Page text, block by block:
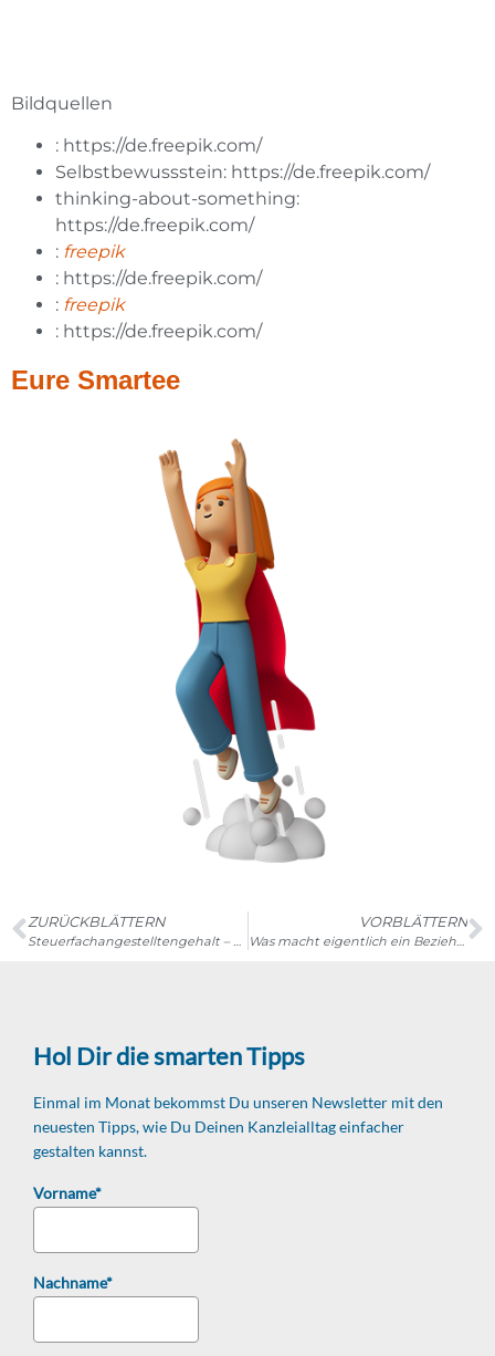
Bildquellen
: https://de.freepik.com/
Selbstbewussstein: https://de.freepik.com/
thinking-about-something:
https://de.freepik.com/
: freepik
: https://de.freepik.com/
: freepik
: https://de.freepik.com/
Eure Smartee
ZURÜCKBLÄTTERN
Steuerfachangestelltengehalt – die 3 wichtigen Bestandteile
VORBLÄTTERN
Was macht eigentlich ein Beziehungs- und Kommunikationsmanager?
Hol Dir die smarten Tipps
Einmal im Monat bekommst Du unseren Newsletter mit den
neuesten Tipps, wie Du Deinen Kanzleialltag einfacher
gestalten kannst.
Vorname*
Nachname*